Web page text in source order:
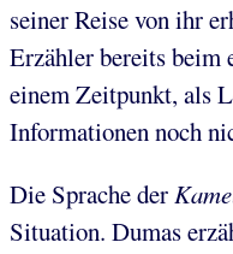
seiner Reise von ihr
Erzähler bereits beim
einem Zeitpunkt, als
Informationen noch
Die Sprache der
Situation. Dumas